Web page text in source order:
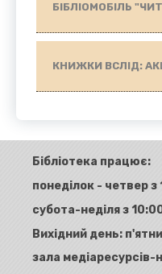
БІБЛІОМОБІЛЬ
КНИЖКИ ВСЛІД:
Бібліотека працює:
понеділок - четвер
субота-неділя з
Вихідний день:
зала медіаресурсів-